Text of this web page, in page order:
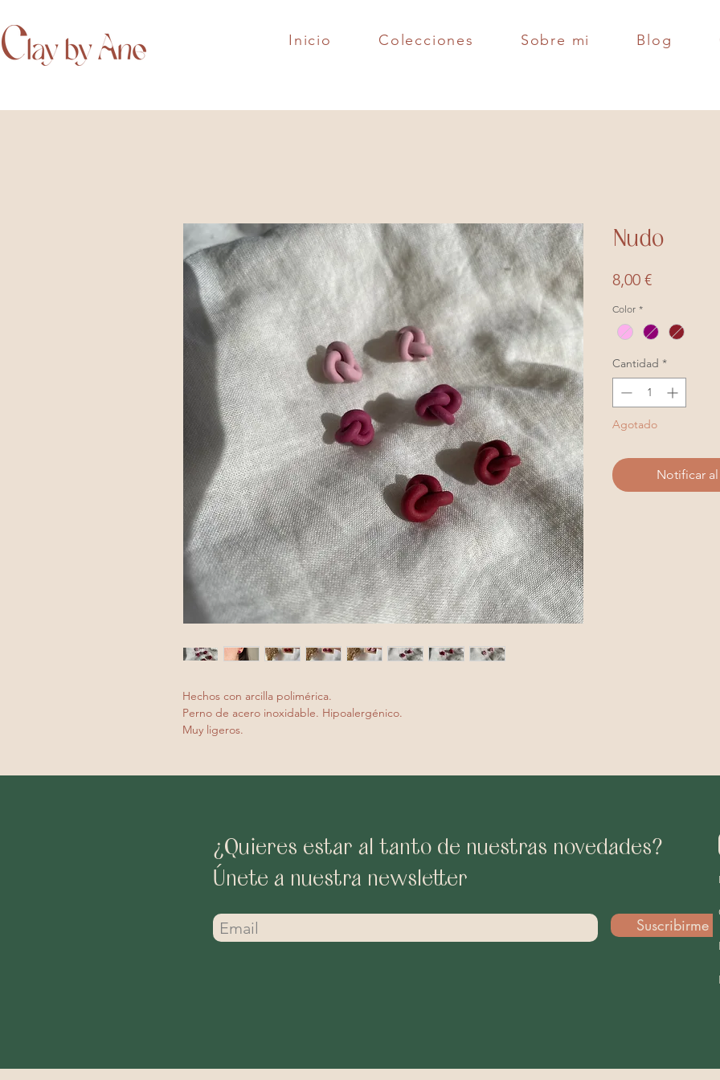
Inicio Colecciones Sobre mi Blog
Hechos con arcilla polimérica.
Perno de acero inoxidable. Hipoalergénico.
Muy ligeros.
Nudo
8,00 €Precio
Color *
Cantidad *
Agotado
Notificar
¿Quieres estar al tanto de nuestras novedades?
Únete a nuestra newsletter
Suscribirme